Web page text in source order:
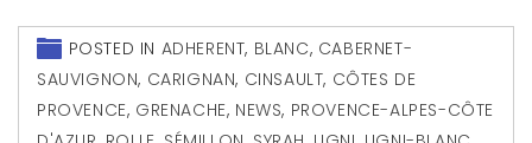
POSTED IN ADHERENT, BLANC, CABERNET-
SAUVIGNON, CARIGNAN, CINSAULT, CÔTES DE
PROVENCE, GRENACHE, NEWS, PROVENCE-ALPES-CÔTE